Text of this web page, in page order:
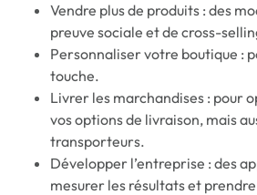
Vendre plus de produits : des
preuve sociale et de cross-
Personnaliser votre boutique :
touche.
Livrer les marchandises : pour
vos options de livraison, mais
transporteurs.
Développer l’entreprise : des
mesurer les résultats et